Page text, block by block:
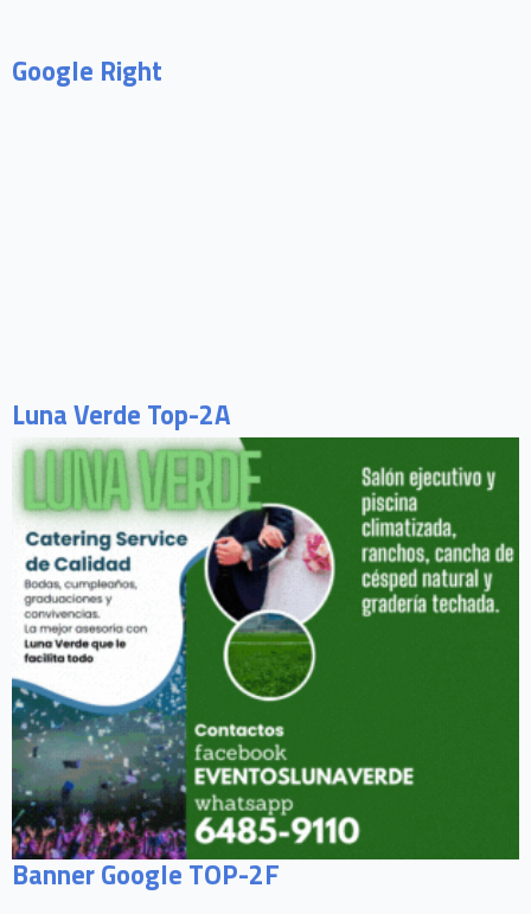
Google Right
Luna Verde Top-2A
Banner Google TOP-2F